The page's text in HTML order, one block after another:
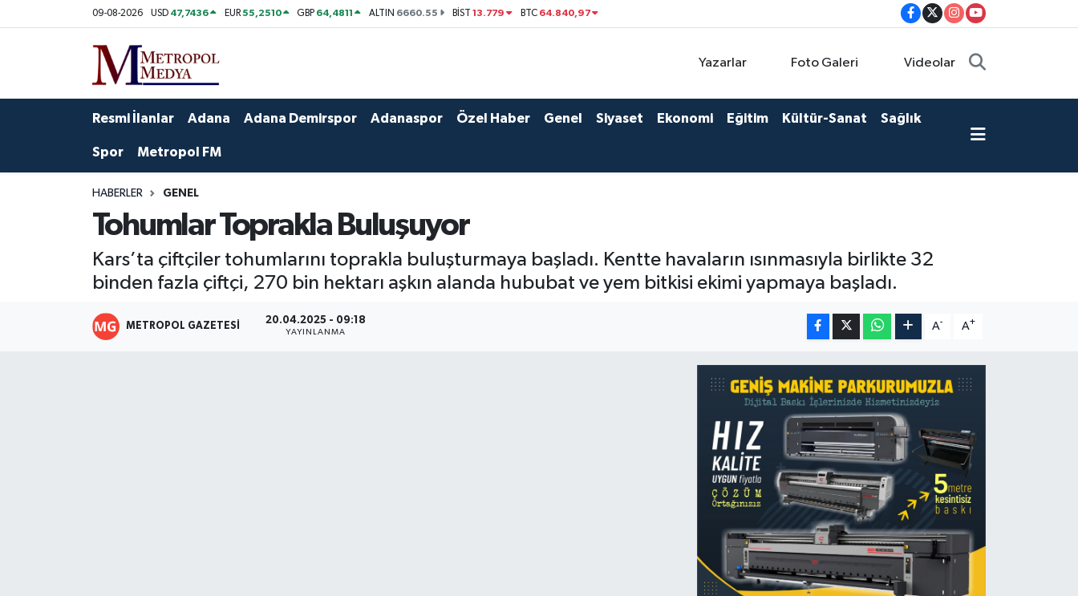
09-08-2026 USD 47,7436 EUR55,2510 GBP 64,4811 ALTIN 6660.55 BİST13.779 BTC 64.840,97
Yazarlar Foto Galeri Videolar
Resmi İlanlar Adana Adana Demirspor Adanaspor Özel Haber Genel Siyaset Ekonomi Eğitim Kültür-Sanat Sağlık
Spor Metropol FM
HABERLER GENEL
Tohumlar Toprakla Buluşuyor
Kars’ta çiftçiler tohumlarını toprakla buluşturmaya başladı. Kentte havaların ısınmasıyla birlikte 32
binden fazla çiftçi, 270 bin hektarı aşkın alanda hububat ve yem bitkisi ekimi yapmaya başladı.
METROPOL GAZETESI 20.04.2025 - 09:18
YAYINLANMA
A- A+
Ekonomi
Özel Haberler
Yerel Yönetim
Yazarlar
Foto Galeri
Seyhan Nöbetçi Eczaneler
Seyhan Hava Durumu
Tüm Manşetler
Son Dakika Haberleri